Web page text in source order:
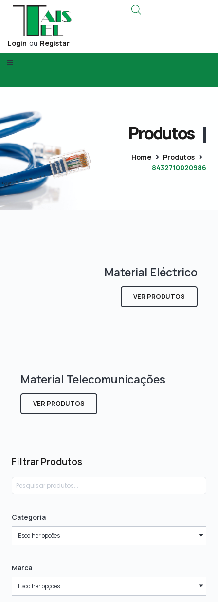
Login ou Registar
Produtos
Home
Produtos
8432710020986
Filtrar Produtos
Categoria
Escolher opções
Marca
Escolher opções
Material Eléctrico
VER PRODUTOS
Material Telecomunicações
VER PRODUTOS